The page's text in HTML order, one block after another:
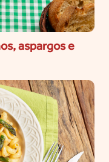
aspargos e